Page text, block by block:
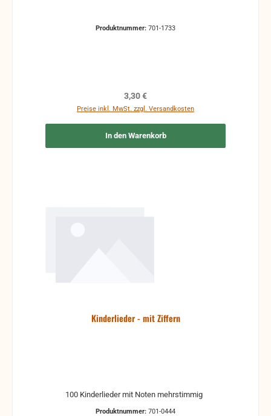
Produktnummer: 701-1733
Regulärer Preis:
3,30 €
Preise inkl. MwSt. zzgl. Versandkosten
In den Warenkorb
Kinderlieder - mit Ziffern
Produktnummer: 701-0444